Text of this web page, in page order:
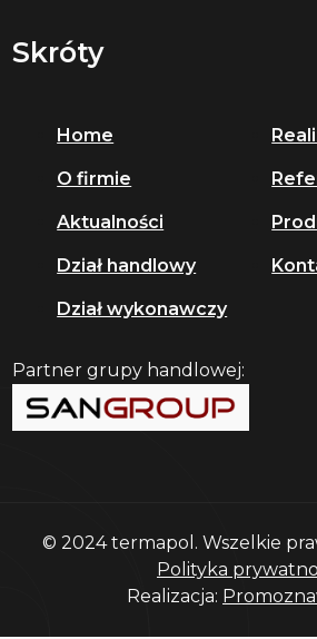
Skróty
Home
O firmie
Aktualności
Dział handlowy
Dział wykonawczy
Partner grupy handlowej:
© 2024 termapol. Wszelkie
Polityka
Realizacja: